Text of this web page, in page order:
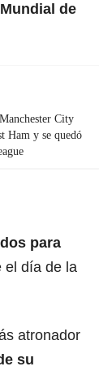
de
City
Ham y se quedó
para
el día de la
atronador
su